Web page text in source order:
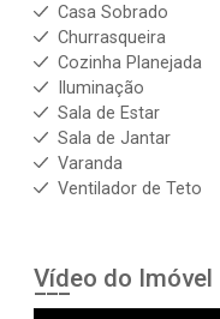
Casa Sobrado
Churrasqueira
Cozinha Planejada
Iluminação
Sala de Estar
Sala de Jantar
Varanda
Ventilador de Teto
Vídeo do Imóvel